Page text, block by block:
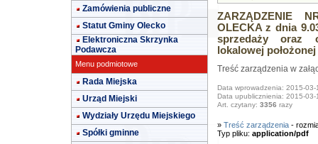
Zamówienia publiczne
Statut Gminy Olecko
Elektroniczna Skrzynka
Podawcza
Menu podmiotowe
Rada Miejska
Urząd Miejski
Wydziały Urzędu Miejskiego
Spółki gminne
ZARZĄDZENIE
OLECKA z dnia
sprzedaży oraz
lokalowej
Treść zarządzenia w
Data wprowadzenia: 2015-03-
Data upublicznienia: 2015-03-
Art. czytany: 3356 razy
» Treść zarządzenia-
Typ pliku: application/pdf